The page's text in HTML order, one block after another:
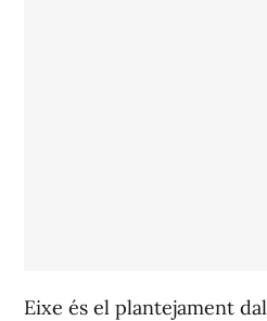
Eixe és el plantejament dal